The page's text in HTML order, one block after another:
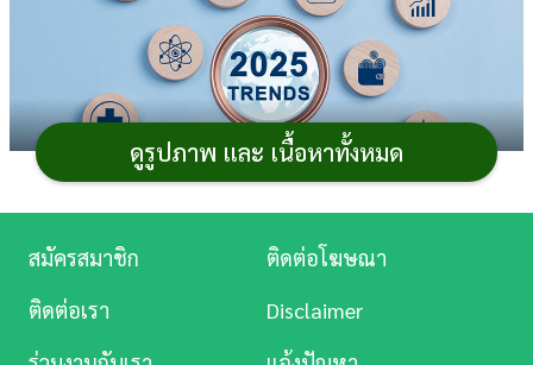
การดำเนินธุรกิจต่าง ๆ ต้องปรับตัวให้สอดคล้องกับ
สภาพสังคมและสภาพ
เศรษฐกิจ
ที่เปลี่ยนแปลงไปตามกาล
ดูรูปภาพ และ เนื้อหาทั้งหมด
ดู
หนัง
สมัครสมาชิก
ติดต่อโฆษณา
ติดต่อเรา
Disclaimer